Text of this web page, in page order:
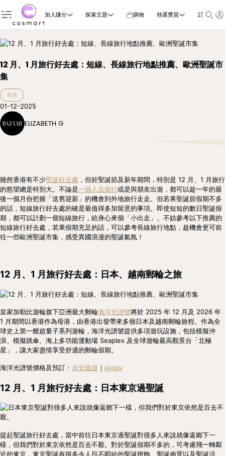
加入賺分 探索主題 購物 熱選獎賞 訂閱雜誌
12 月、1 月旅行好去處：短線、長線旅行地點推薦、歐洲聖誕市
集
生活
01-12-2025
ELIZABETH G
雖然香港有不少聖誕好去處 ，但於聖誕節及新年期間，特別是 12 月、1 月旅行
的慾望總是特別大。不論是一個人去旅行或是與朋友出遊，都可以趁一年的最
後一個月份把握「送舊迎新」的機會到外地旅行走走。但若果聖誕節假期不多
的話，短線旅行好去處的確是最值得多加留意的事項。即使短短的數日聖誕假
期，都可以計劃一個短線旅行，給身心來個「小出走」。不妨參考以下推薦的
短線旅行好去處，若果假期充足的話，可以參考長線旅行地點，趁機會更可前
往一些歐洲聖誕市集，感受異國浪漫的聖誕氣氛！
12 月、1 月旅行好去處：日本、越南郵輪之旅
皇家加勒比遊輪旗下亞洲最大郵輪海洋光譜號將於 2025 年 12 月及 2026 年
1 月期間以香港作為母港，由香港出發帶來多個日本及越南郵輪旅程。作為全
球史上第一艘超量子系列遊輪，海洋光譜號提供多項遊玩設施，包括模擬沖
浪、模擬跳傘、海上多功能運動場 Seaplex 及全球遊輪最高觀景台「北極
星」，讓大家盡情享受舒適的郵輪假期。
海洋光譜號價格及預訂： 永安旅遊 ｜ kkday
12 月、1 月旅行好去處：日本東京過聖誕
提起聖誕旅行好去處，當中前往日本東京過聖誕對很多人來說就像返鄉下一
樣，但我們對於東京依然是百去不厭。對於聖誕假期不多的，可考慮飛一轉鄰
近的東京，東京聖誕有很多令人目不暇給的聖誕燈飾、聖誕佈置以及聖誕活